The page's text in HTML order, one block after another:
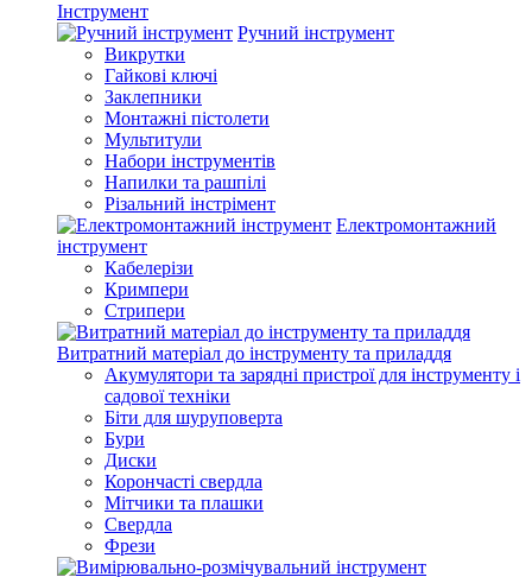
Інструмент
Ручний інструмент
Викрутки
Гайкові ключі
Заклепники
Монтажні пістолети
Мультитули
Набори інструментів
Напилки та рашпілі
Різальний інстрімент
Електромонтажний
інструмент
Кабелерізи
Кримпери
Стрипери
Витратний матеріал до інструменту та приладдя
Акумулятори та зарядні пристрої для інструменту і
садової техніки
Біти для шуруповерта
Бури
Диски
Корончасті свердла
Мітчики та плашки
Свердла
Фрези